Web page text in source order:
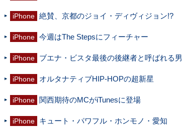
iPhone 絶賛、京都のジョイ・ディヴィジョン!?
iPhone 今週はThe Stepsにフィーチャー
iPhone ブエナ・ビスタ最後の後継者と呼ばれる男
iPhone オルタナティブHIP-HOPの超新星
iPhone 関西期待のMCがiTunesに登場
iPhone キュート・パワフル・ホンモノ・愛知